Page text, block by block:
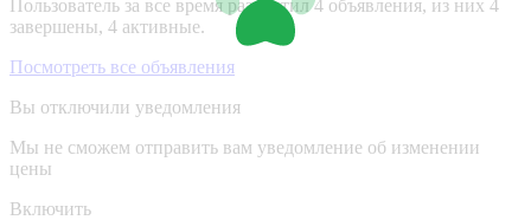
Пользователь за все время разместил 4 объявления, из них 4
завершены, 4 активные.
Посмотреть все объявления
Вы отключили уведомления
Мы не сможем отправить вам уведомление об изменении
цены
Включить